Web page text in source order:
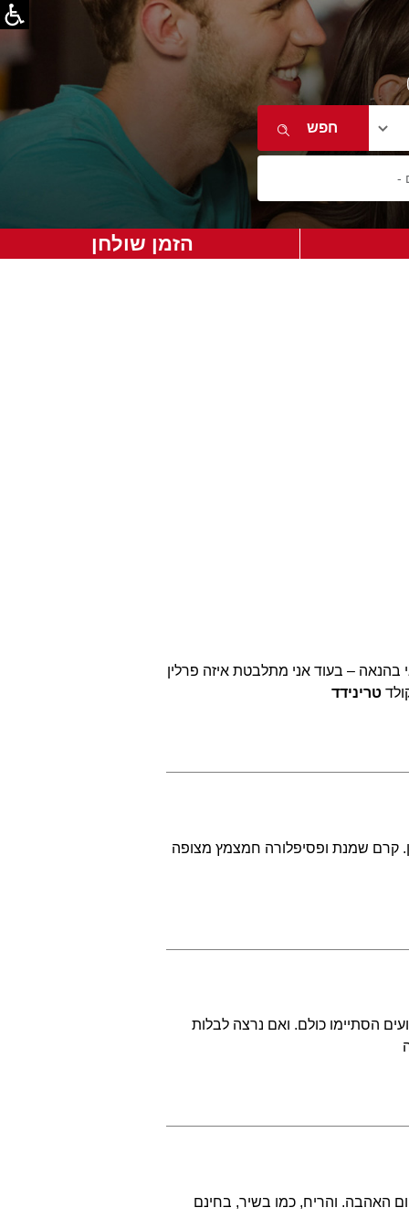
הזמן שולחן
– בעוד אני מתלבטת איזה פרלין
טרינידד
קרם שמנת ופסיפלורה חמצמץ מצופה
הסתיימו כולם. ואם נרצה לבלות
האהבה. והריח, כמו בשיר, בחינם